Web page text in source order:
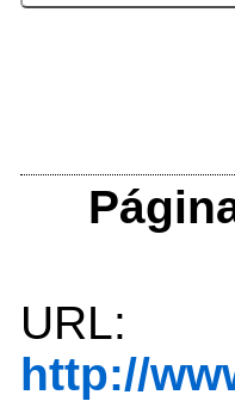
URL:
http://